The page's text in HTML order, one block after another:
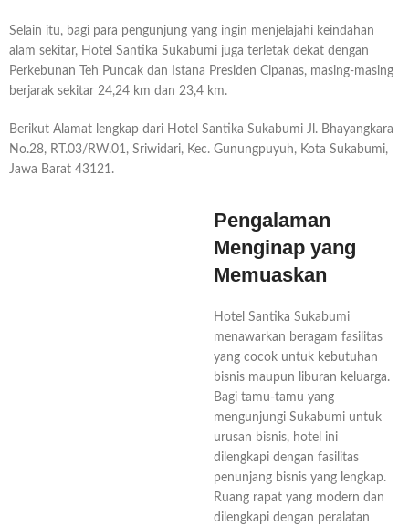
Selain itu, bagi para pengunjung yang ingin menjelajahi keindahan
alam sekitar, Hotel Santika Sukabumi juga terletak dekat dengan
Perkebunan Teh Puncak dan Istana Presiden Cipanas, masing-masing
berjarak sekitar 24,24 km dan 23,4 km.
Berikut Alamat lengkap dari Hotel Santika Sukabumi Jl. Bhayangkara
No.28, RT.03/RW.01, Sriwidari, Kec. Gunungpuyuh, Kota Sukabumi,
Jawa Barat 43121.
Pengalaman
Menginap yang
Memuaskan
Hotel Santika Sukabumi
menawarkan beragam fasilitas
yang cocok untuk kebutuhan
bisnis maupun liburan keluarga.
Bagi tamu-tamu yang
mengunjungi Sukabumi untuk
urusan bisnis, hotel ini
dilengkapi dengan fasilitas
penunjang bisnis yang lengkap.
Ruang rapat yang modern dan
dilengkapi dengan peralatan